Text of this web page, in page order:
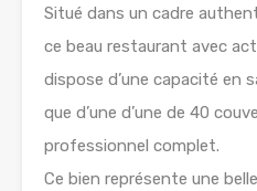
Situé dans un cadre
ce beau restaurant avec
dispose d’une capacité en
que d’une d’une de 40
professionnel complet.
Ce bien représente une